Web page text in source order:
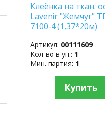
Клеёнка на ткан.
Lavenir "Жемчуг"
7100-4 (1,37*20м)
Артикул: 00111609
Кол-во в уп.: 1
Мин. партия: 1
Купить